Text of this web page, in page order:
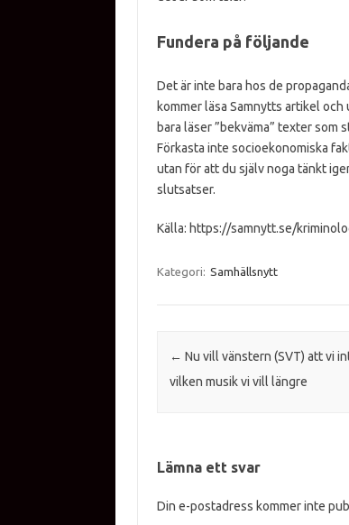
Fundera på följande
Det är inte bara hos de
kommer läsa Samnytts artikel
bara läser ”bekväma” texter som
Förkasta inte socioekonomiska
utan för att du själv noga tänkt
slutsatser.
Källa: https://samnytt.se/
Kategori: Samhällsnytt
Inläggsnavigering
← Nu vill vänstern (SVT) att vi
vilken musik vi vill längre
Lämna ett svar
Din e-postadress kommer inte